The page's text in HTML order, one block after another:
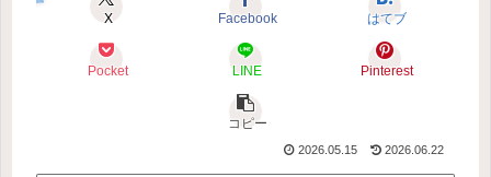
X Facebook はてブ
Pocket LINE Pinterest
コピー
2026.05.15 2026.06.22